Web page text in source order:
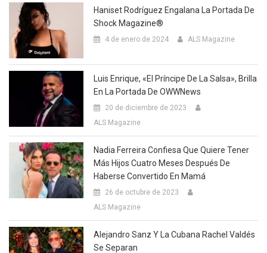
Haniset Rodríguez Engalana La Portada De
Shock Magazine®
4 de enero de 2024 ALS Magazine
Luis Enrique, «El Príncipe De La Salsa», Brilla
En La Portada De OWWNews
20 de diciembre de 2023
ALS Magazine
Nadia Ferreira Confiesa Que Quiere Tener
Más Hijos Cuatro Meses Después De
Haberse Convertido En Mamá
26 de octubre de 2023
ALS Magazine
Alejandro Sanz Y La Cubana Rachel Valdés
Se Separan